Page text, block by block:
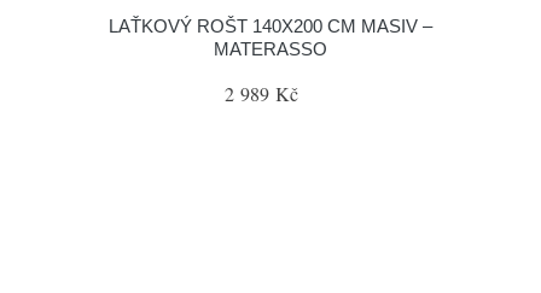
LAŤKOVÝ ROŠT 140X200 CM MASIV –
MATERASSO
2 989 Kč